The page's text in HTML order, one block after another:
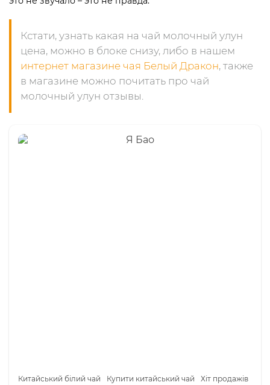
Кстати, узнать какая на чай молочный улун
цена, можно в блоке снизу, либо в нашем
интернет магазине чая Белый Дракон, также
в магазине можно почитать про чай
молочный улун отзывы.
Китайський білий чай Купити китайський чай Хіт продажів